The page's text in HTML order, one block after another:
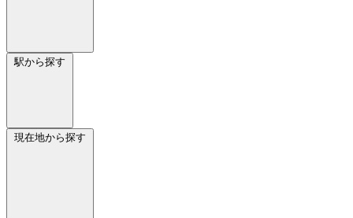
駅から探す
現在地から探す